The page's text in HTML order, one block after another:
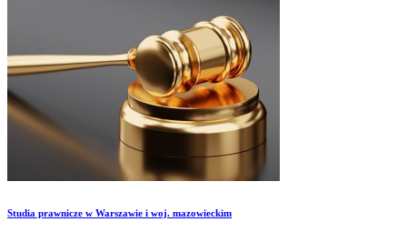
Studia prawnicze w Warszawie i woj. mazowieckim